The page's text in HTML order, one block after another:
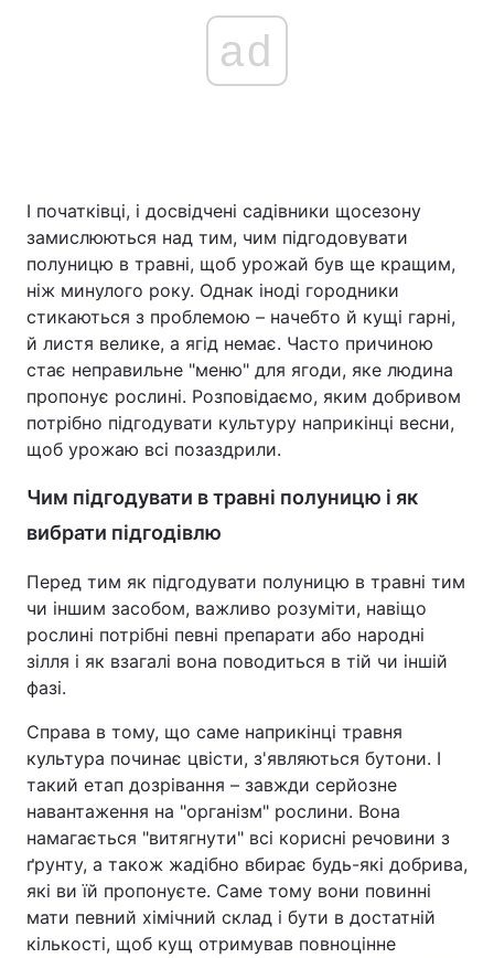
ad
І початківці, і досвідчені садівники щосезону
замислюються над тим, чим підгодовувати
полуницю в травні, щоб урожай був ще кращим,
ніж минулого року. Однак іноді городники
стикаються з проблемою – начебто й кущі гарні,
й листя велике, а ягід немає. Часто причиною
стає неправильне "меню" для ягоди, яке людина
пропонує рослині. Розповідаємо, яким добривом
потрібно підгодувати культуру наприкінці весни,
щоб урожаю всі позаздрили.
Чим підгодувати в травні полуницю і як
вибрати підгодівлю
Перед тим як підгодувати полуницю в травні тим
чи іншим засобом, важливо розуміти, навіщо
рослині потрібні певні препарати або народні
зілля і як взагалі вона поводиться в тій чи іншій
фазі.
Справа в тому, що саме наприкінці травня
культура починає цвісти, з'являються бутони. І
такий етап дозрівання – завжди серйозне
навантаження на "організм" рослини. Вона
намагається "витягнути" всі корисні речовини з
ґрунту, а також жадібно вбирає будь-які добрива,
які ви їй пропонуєте. Саме тому вони повинні
мати певний хімічний склад і бути в достатній
кількості, щоб кущ отримував повноцінне